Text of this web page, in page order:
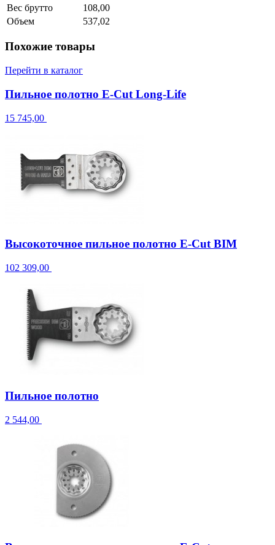
Вес брутто
108,00
Объем
537,02
Похожие товары
Перейти в каталог
Пильное полотно E-Cut Long-Life
15 745,00
Высокоточное пильное полотно E-Cut BIM
102 309,00
Пильное полотно
2 544,00